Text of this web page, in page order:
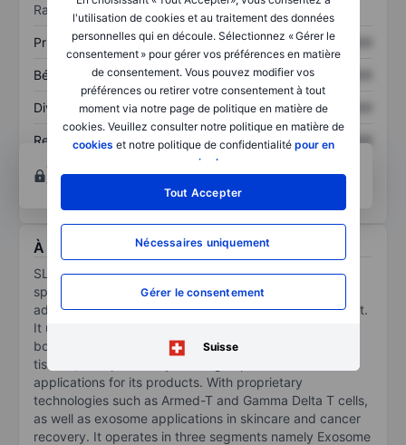
l'utilisation de cookies et au traitement des données
personnelles qui en découle. Sélectionnez « Gérer le
consentement » pour gérer vos préférences en matière
de consentement. Vous pouvez modifier vos
préférences ou retirer votre consentement à tout
moment via notre page de politique en matière de
cookies. Veuillez consulter notre politique en matière de
cookies et notre politique de confidentialité pour en
savoir plus
Tout Accepter
Nécessaires uniquement
Gérer le consentement
Suisse
Ratios
Prix / ventes XXXXXXX XXXXXXX
Bénéfice par action XXXXXXX
Dividende par action XXXXXXX XXXXXXX
Rendement des
XXXXXXX
XXXXXXX
Ouvrir un compte
techniques et d’analyse.
À propos SL Science Holding Ltd
SL Science Holding Ltd is a biomedical company
specialized in developing cellular and gene therapies
advancing regenerative medicine and cancer treatment.
It utilizes immune stem cells to target cancer and
bovine-derived milk exosomes to regenerate damaged
tissues, thus potentially offering expansive medical
applications for its products. With proprietary
technologies such as Armed-T and Gamma Delta T cells,
as well as exosome applications in skincare and cancer
recovery. It operates in three segments namely Exosome